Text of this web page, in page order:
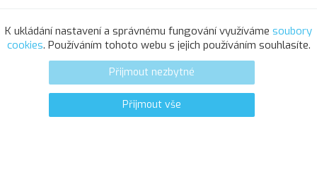
NAŠE SPOLEČNOST 
VÁŠ ÚČET
INFORMACE O OBCHODU
K ukládání nastavení a správnému fungování využíváme soubory
cookies. Používáním tohoto webu s jejich používáním souhlasíte.
Přijmout nezbytné
Přijmout vše
© 2025 - Softresource, spol. s r.o.